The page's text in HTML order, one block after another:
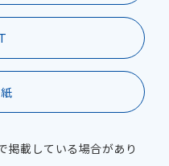
載している場合があり